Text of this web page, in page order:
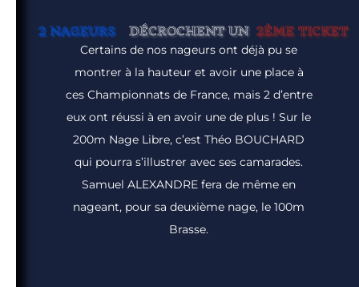
2 NAGEURS DÉCROCHENT UN 2ÈME TICKET
Certains de nos nageurs ont déjà pu se
montrer à la hauteur et avoir une place à
ces Championnats de France, mais 2 d’entre
eux ont réussi à en avoir une de plus ! Sur le
200m Nage Libre, c’est Théo BOUCHARD
qui pourra s’illustrer avec ses camarades.
Samuel ALEXANDRE fera de même en
nageant, pour sa deuxième nage, le 100m
Brasse.